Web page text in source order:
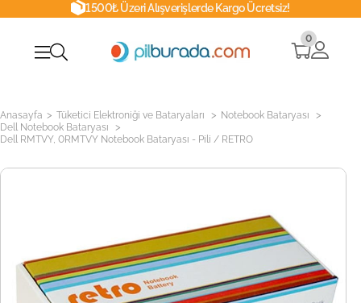
1500₺ Üzeri Alışverişlerde Kargo Ücretsiz!
0
Anasayfa > Tüketici Elektroniği ve Bataryaları > Notebook Bataryası >
Dell Notebook Bataryası >
Dell RMTVY, 0RMTVY Notebook Bataryası - Pili / RETRO